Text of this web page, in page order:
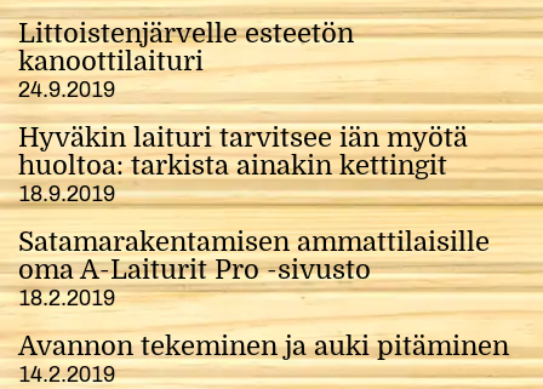
Littoistenjärvelle esteetön
kanoottilaituri
24.9.2019
Hyväkin laituri tarvitsee iän myötä
huoltoa: tarkista ainakin kettingit
18.9.2019
Satamarakentamisen ammattilaisille
oma A-Laiturit Pro -sivusto
18.2.2019
Avannon tekeminen ja auki pitäminen
14.2.2019